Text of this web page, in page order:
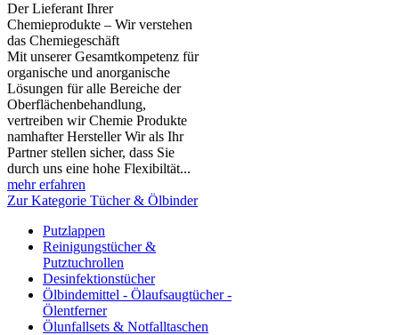
Der Lieferant Ihrer
Chemieprodukte – Wir verstehen
das Chemiegeschäft
Mit unserer Gesamtkompetenz für
organische und anorganische
Lösungen für alle Bereiche der
Oberflächenbehandlung,
vertreiben wir Chemie Produkte
namhafter Hersteller Wir als Ihr
Partner stellen sicher, dass Sie
durch uns eine hohe Flexibiltät...
mehr erfahren
Zur Kategorie Tücher & Ölbinder
Putzlappen
Reinigungstücher &
Putztuchrollen
Desinfektionstücher
Ölbindemittel - Ölaufsaugtücher -
Ölentferner
Ölunfallsets & Notfalltaschen